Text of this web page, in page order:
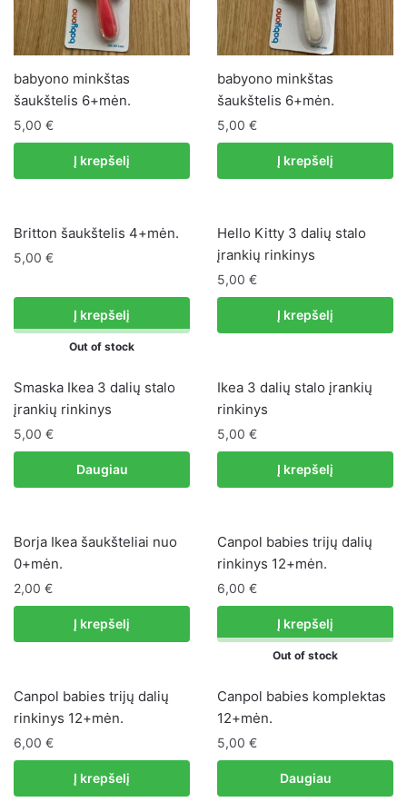
babyono minkštas
šaukštelis 6+mėn.
5,00 €
Į krepšelį
babyono minkštas
šaukštelis 6+mėn.
5,00 €
Į krepšelį
Britton šaukštelis 4+mėn.
5,00 €
Į krepšelį
Hello Kitty 3 dalių stalo
įrankių rinkinys
5,00 €
Į krepšelį
Out of stock
Smaska Ikea 3 dalių stalo
įrankių rinkinys
5,00 €
Daugiau
Ikea 3 dalių stalo įrankių
rinkinys
5,00 €
Į krepšelį
Borja Ikea šaukšteliai nuo
0+mėn.
2,00 €
Į krepšelį
Canpol babies trijų dalių
rinkinys 12+mėn.
6,00 €
Į krepšelį
Canpol babies trijų dalių
rinkinys 12+mėn.
6,00 €
Į krepšelį
Out of stock
Canpol babies komplektas
12+mėn.
5,00 €
Daugiau